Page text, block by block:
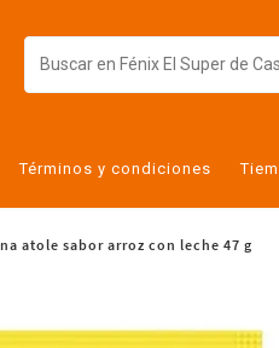
Términos y condiciones
atole sabor arroz con leche 47 g